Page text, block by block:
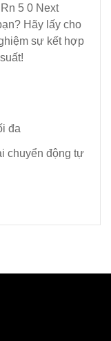
5 0 Next
Hãy lấy cho
sự kết hợp
đa
chuyển động tự